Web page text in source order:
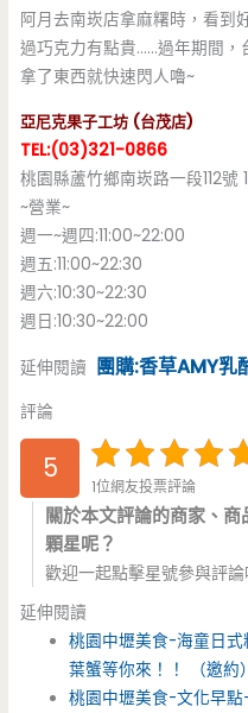
阿月去南崁店拿麻糬時，看到
過巧克力有點貴……過年期間，
拿了東西就快速閃人嚕~
亞尼克果子工坊 (台茂店)
TEL:(03)321-0866
桃園縣蘆竹鄉南崁路一段112號
~營業~
週一~週四:11:00~22:00
週五:11:00~22:30
週六:10:30~22:30
週日:10:30~22:00
延伸閱讀 團購:香草AMY乳
評論
5
1位網友投票評論
關於本文評論的商家、
顆星呢？
歡迎一起點擊星號參與評論
延伸閱讀
桃園中壢美食-海童日
葉蟹等你來！！ （邀約）
桃園中壢美食-文化早